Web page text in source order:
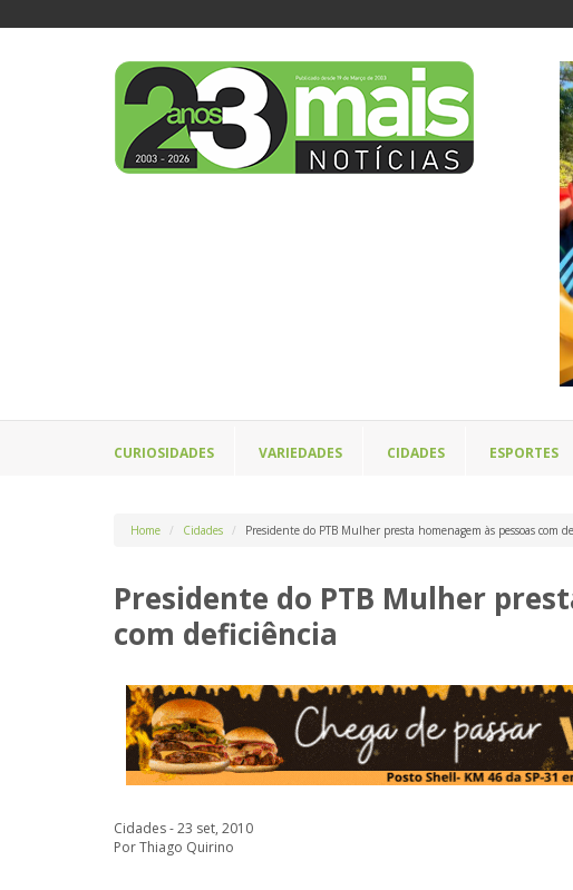
CURIOSIDADES VARIEDADES CIDADES ESPORTES
Home Cidades Presidente do PTB Mulher presta homenagem às pessoas com
Presidente do PTB Mulher
com deficiência
Cidades - 23 set, 2010
Por Thiago Quirino